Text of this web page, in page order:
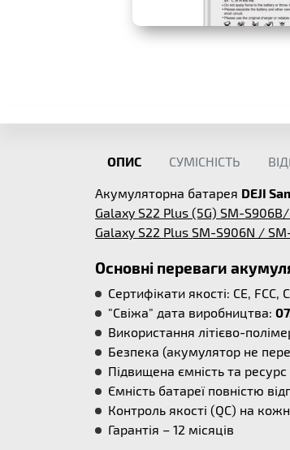
ОПИС СУМІСНІСТЬ
Акумуляторна батарея DEJI
Galaxy S22 Plus (5G) SM-
Galaxy S22 Plus SM-S906N /
Основні переваги
Сертифікати якості: CE, FCC,
"Свіжа" дата виробництва:
Використання літієво-
Безпека (акумулятор не
Підвищена ємність та
Ємність батареї повністю
Контроль якості (QC) на
Гарантія – 12 місяців